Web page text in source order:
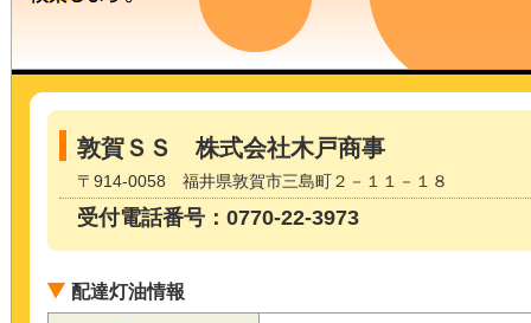
敦賀ＳＳ 株式会社木戸商事
〒914-0058 福井県敦賀市三島町２－１１－１８
受付電話番号：0770-22-3973
配達灯油情報